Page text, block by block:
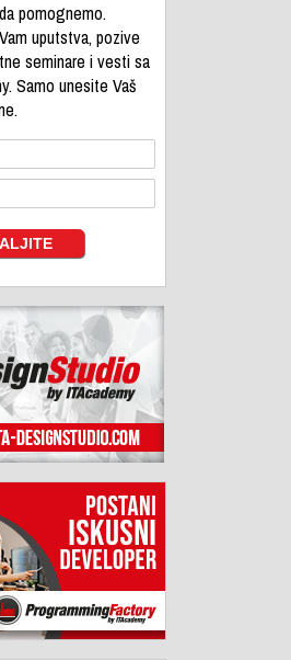
pomognemo.
uputstva, pozive
seminare i vesti sa
Samo unesite Vaš